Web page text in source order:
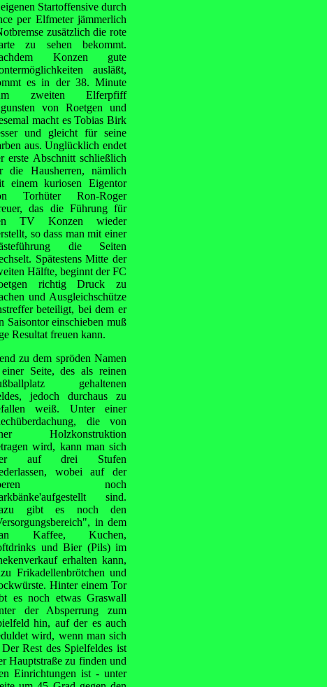
Startoffensive durch
per Elfmeter jämmerlich
zusätzlich die rote
zu sehen bekommt.
Konzen gute
ausläßt,
es in der 38. Minute
zweiten Elferpfiff
von Roetgen und
macht es Tobias Birk
und gleicht für seine
aus. Unglücklich endet
erste Abschnitt schließlich
die Hausherren, nämlich
einem kuriosen Eigentor
Torhüter Ron-Roger
das die Führung für
TV Konzen wieder
so dass man mit einer
die Seiten
Spätestens Mitte der
Hälfte, beginnt der FC
richtig Druck zu
und Ausgleichschütze
beteiligt, bei dem er
Saisontor einschieben muß
Resultat freuen kann.
zu dem spröden Namen
einer Seite, des als reinen
gehaltenen
jedoch durchaus zu
weiß. Unter einer
die von
Holzkonstruktion
wird, kann man sich
auf drei Stufen
wobei auf der
noch
sind.
gibt es noch den
in dem
Kaffee, Kuchen,
und Bier (Pils) im
erhalten kann,
Frikadellenbrötchen und
Hinter einem Tor
es noch etwas Graswall
der Absperrung zum
hin, auf der es auch
wird, wenn man sich
Rest des Spielfeldes ist
Hauptstraße zu finden und
Einrichtungen ist - unter